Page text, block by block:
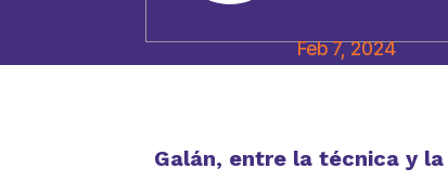
Feb 7, 2024
Galán, entre la técnica y